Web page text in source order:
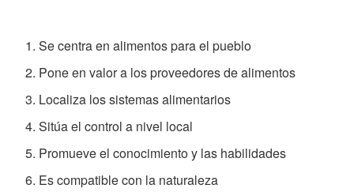
Se centra en alimentos para el pueblo
Pone en valor a los proveedores de alimentos
Localiza los sistemas alimentarios
Sitúa el control a nivel local
Promueve el conocimiento y las habilidades
Es compatible con la naturaleza